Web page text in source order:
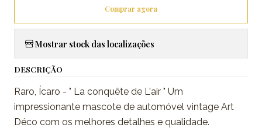
Comprar agora
Mostrar stock das localizações
DESCRIÇÃO
Raro, Ícaro - " La conquête de L'air " Um
impressionante mascote de automóvel vintage Art
Déco com os melhores detalhes e qualidade.